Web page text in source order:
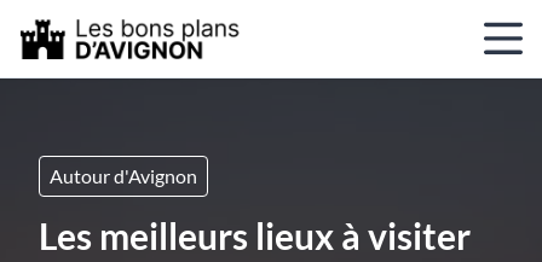
Autour d'Avignon
Les meilleurs lieux à visiter